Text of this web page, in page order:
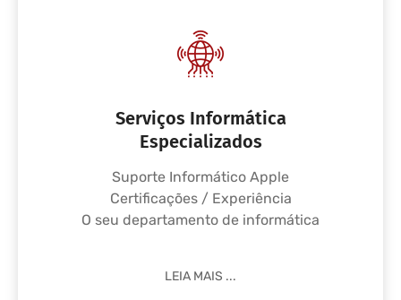
Serviços Informática
Especializados
Suporte Informático Apple
Certificações / Experiência
O seu departamento de informática
LEIA MAIS ...